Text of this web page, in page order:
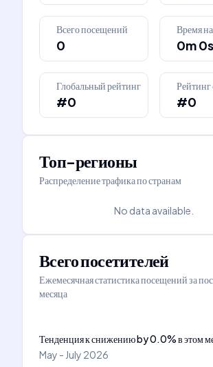
Всего посещений
0
Время
0m 0s
Глобальный рейтинг
#0
Рейтинг
#0
Топ-регионы
Распределение трафика по странам
No data available.
Всего посетителей
Ежемесячная статистика посещений за
месяца
Тенденция к снижениюby0.0%в этом
May - July 2026